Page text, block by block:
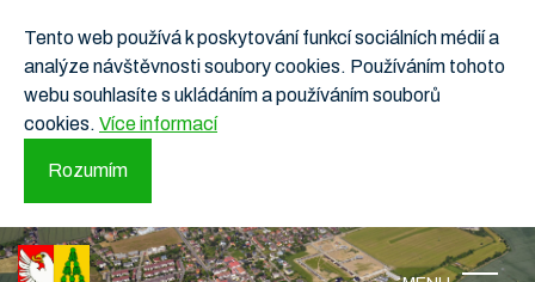
Tento web používá k poskytování funkcí sociálních médií a
analýze návštěvnosti soubory cookies. Používáním tohoto
webu souhlasíte s ukládáním a používáním souborů
cookies. Více informací
Rozumím